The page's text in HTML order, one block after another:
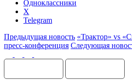
Одноклассники
X
Telegram
Предыдущая новость «Трактор» vs
пресс-конференция Следующая